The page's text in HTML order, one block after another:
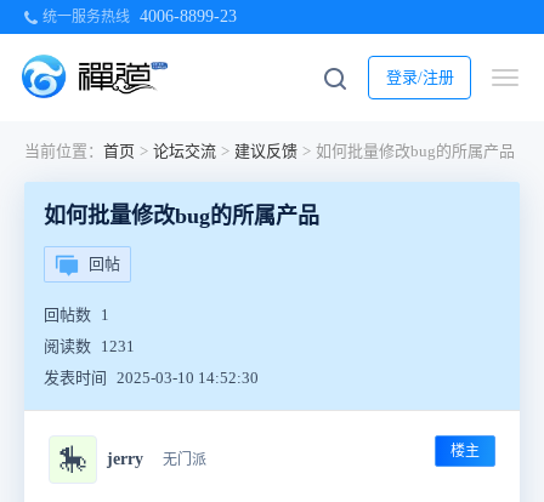
统一服务热线 4006-8899-23
登录/注册
当前位置： 首页 > 论坛交流 > 建议反馈 > 如何批量修改bug的所属产品
如何批量修改bug的所属产品
回帖
回帖数 1
阅读数 1231
发表时间
2025-03-10 14:52:30
🎠 jerry 无门派 楼主